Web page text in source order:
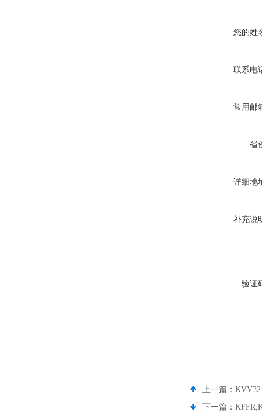
您的姓
联系电
常用邮
省
详细地
补充说
验证
上一篇：
下一篇：